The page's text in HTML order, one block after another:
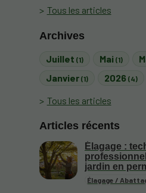
Tous les articles
Archives
Juillet (1) Mai(1)
Janvier (1) 2026(4)
Tous les articles
Articles récents
Élagage /
Élagage :
jardin en